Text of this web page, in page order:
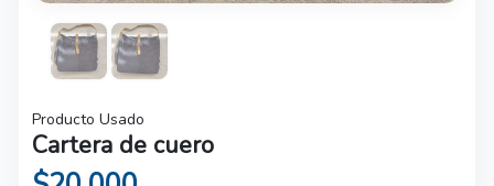
Producto Usado
Cartera de cuero